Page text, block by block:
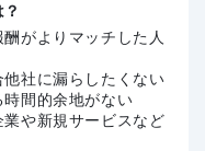
がよりマッチした人
社に漏らしたくない
間的余地がない
や新規サービスなど